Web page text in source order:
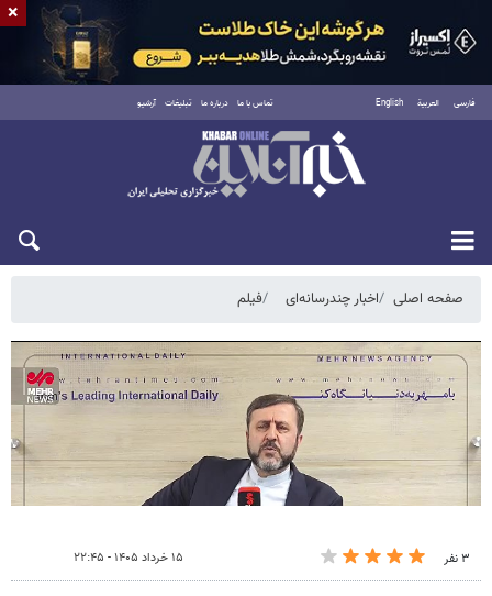
فارسی العربية English تماس با ما درباره ما تبلیغات آرشیو
جمعه ۱۶ مرداد ۱۴۰۵
صفحه اصلی اخبار چندرسانه‌ای فیلم
۳ نفر ۱۵ خرداد ۱۴۰۵ - ۲۲:۴۵
×